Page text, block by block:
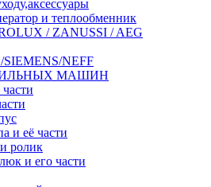
и теплообменник
/ ZANUSSI / AEG
SIEMENS/NEFF
МАШИН
и её части
ролик
и его части